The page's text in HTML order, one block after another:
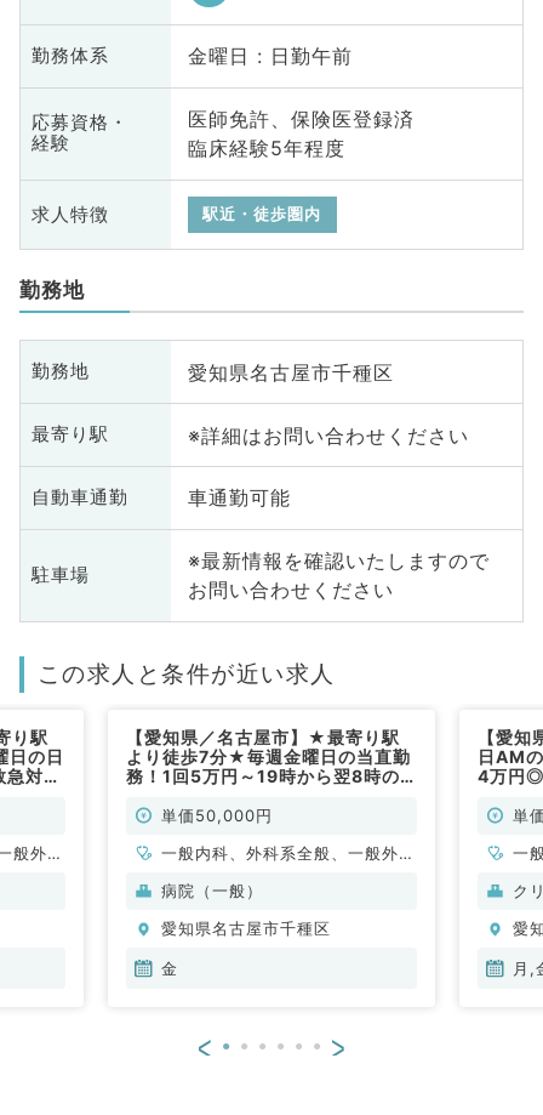
勤務体系 金曜日 : 日勤午前
応募資格・
経験
医師免許、保険医登録済
臨床経験5年程度
求人特徴 駅近・徒歩圏内
勤務地
勤務地 愛知県名古屋市千種区
最寄り駅 ※詳細はお問い合わせください
自動車通勤 車通勤可能
駐車場
※最新情報を確認いたしますので
お問い合わせください
この求人と条件が近い求人
り駅
の日
急対
般外
【愛知県／名古屋市】★最寄り駅
より徒歩7分★毎週金曜日の当直勤
務！1回5万円～19時から翌8時の
単価50,000円
一般内科、外科系全般、一般外
科、救急科・ＩＣＵ
病院（一般）
愛知県名古屋市千種区
金
【愛
日AM
4万円◎
単
一
ク
愛
月,
< >